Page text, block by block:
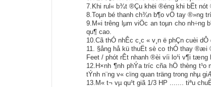
7. Khi rul« b¾t ®Çu khëi ®éng khi bËt nót
8. Toµn bé thanh ch¾n b¶o vÖ tay ®»ng
9. M«i tr­êng lµm viÖc an toµn cho
qu¶ cao.
10. Cã thÓ nhÊc c¸c « v¸n ë phÇn cuèi
11. §ång hå kü thuËt sè co thÓ thay ®æi
Feet / phót rÊt nhanh ®èi víi lo¹i v¶i
12. H×nh ¶nh phÝa tr­íc cña hÖ thèng
tÝnh n¨ng v« cïng quan träng trong nhµ
13. M« t¬ vµ qu¹t giã 1/3 HP ....... tiªu